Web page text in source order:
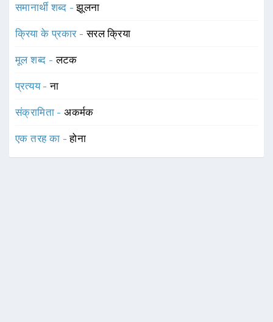
समानार्थी शब्द -झूलना
क्रिया के प्रकार -सरल क्रिया
मूल शब्द -लटक
प्रत्यय -ना
संक्रामिता -अकर्मक
एक तरह का -होना